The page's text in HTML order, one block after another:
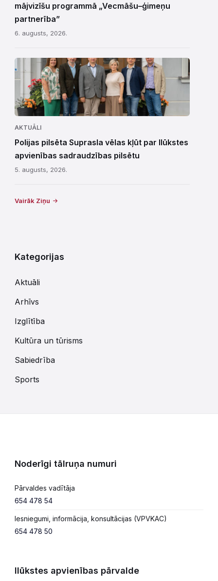
mājvizīšu programmā „Vecmāšu–ģimeņu
partnerība”
6. augusts, 2026.
AKTUĀLI
Polijas pilsēta Suprasla vēlas kļūt par Ilūkstes
apvienības sadraudzības pilsētu
5. augusts, 2026.
Vairāk Ziņu
Kategorijas
Aktuāli
Arhīvs
Izglītība
Kultūra un tūrisms
Sabiedrība
Sports
Noderīgi tālruņa numuri
Pārvaldes vadītāja
654 478 54
Iesniegumi, informācija, konsultācijas (VPVKAC)
654 478 50
Ilūkstes apvienības pārvalde